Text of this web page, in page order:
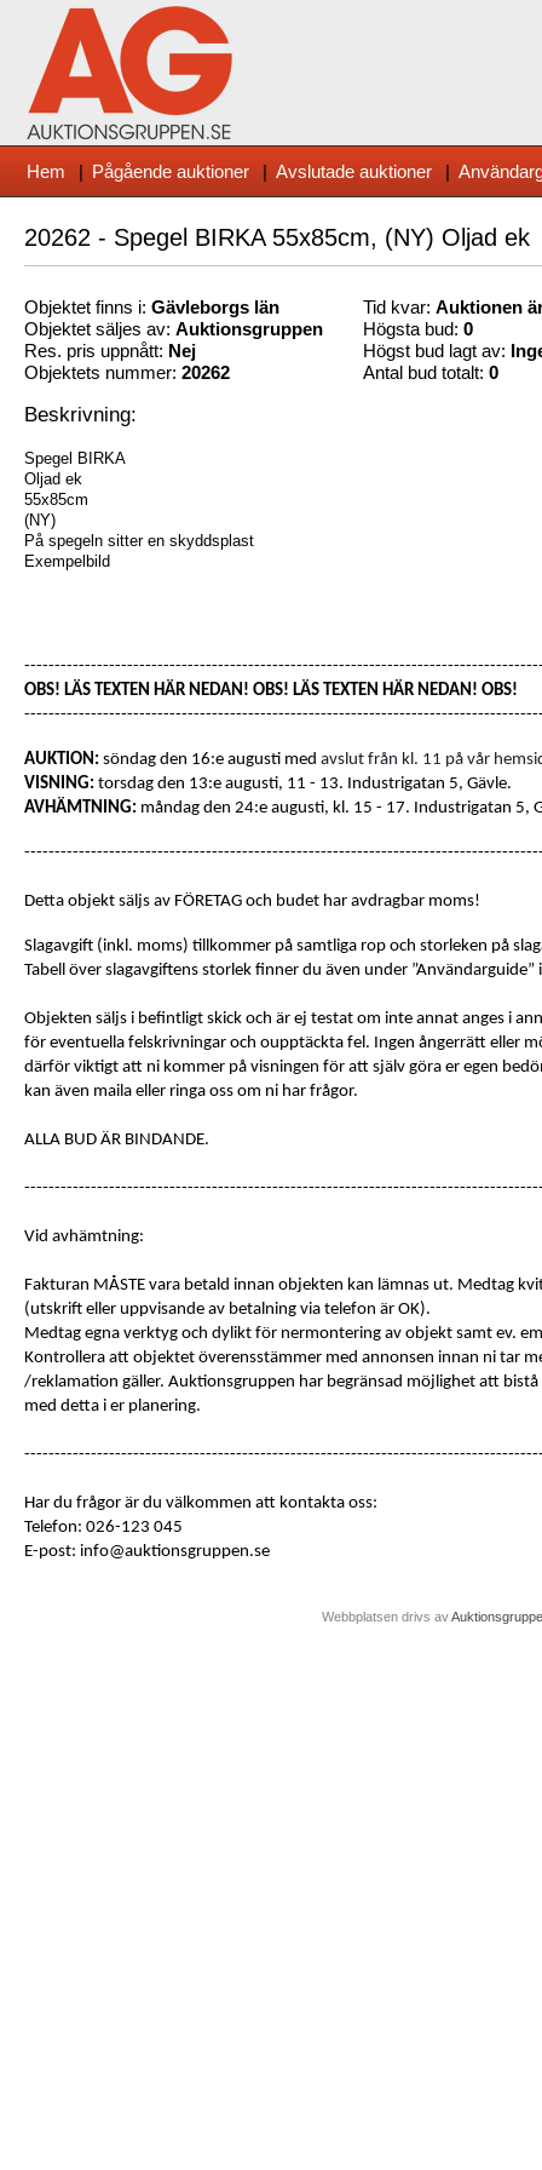
Hem | Pågående auktioner | Avslutade auktioner |
20262 - Spegel BIRKA 55x85cm, (NY) Oljad ek
Objektet finns i: Gävleborgs län
Objektet säljes av: Auktionsgruppen
Res. pris uppnått: Nej
Objektets nummer: 20262
Tid kvar: Auktionen
Högsta bud: 0
Högst bud lagt av:
Antal bud totalt: 0
Beskrivning:
Spegel BIRKA
Oljad ek
55x85cm
(NY)
På spegeln sitter en skyddsplast
Exempelbild
OBS! LÄS TEXTEN HÄR NEDAN! OBS! LÄS TEXTEN HÄR NEDAN! OBS!
AUKTION: söndag den 16:e augusti med avslut från kl. 11 på vår
VISNING: torsdag den 13:e augusti, 11 - 13. Industrigatan 5, Gävle.
AVHÄMTNING: måndag den 24:e augusti, kl. 15 - 17. Industrigatan 5,
Detta objekt säljs av FÖRETAG och budet har avdragbar moms!
Slagavgift (inkl. moms) tillkommer på samtliga rop och storleken på
Tabell över slagavgiftens storlek finner du även under
Objekten säljs i befintligt skick och är ej testat om inte annat anges i
för eventuella felskrivningar och oupptäckta fel. Ingen ångerrätt eller
därför viktigt att ni kommer på visningen för att själv göra er egen
kan även maila eller ringa oss om ni har frågor.
ALLA BUD ÄR BINDANDE.
Vid avhämtning:
Fakturan MÅSTE vara betald innan objekten kan lämnas ut. Medtag
(utskrift eller uppvisande av betalning via telefon är OK).
Medtag egna verktyg och dylikt för nermontering av objekt samt ev.
Kontrollera att objektet överensstämmer med annonsen innan ni tar
/reklamation gäller. Auktionsgruppen har begränsad möjlighet att
med detta i er planering.
Har du frågor är du välkommen att kontakta oss:
Telefon: 026-123 045
E-post: info@auktionsgruppen.se
Webbplatsen drivs av